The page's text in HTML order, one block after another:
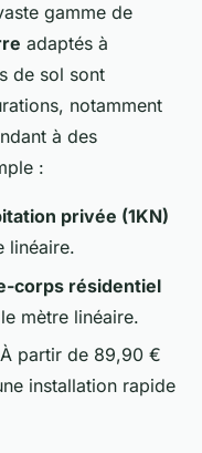
gamme de
adaptés à
de sol sont
notamment
à des
:
privée (1KN)
linéaire.
corps résidentiel
mètre linéaire.
partir de 89,90 €
installation rapide